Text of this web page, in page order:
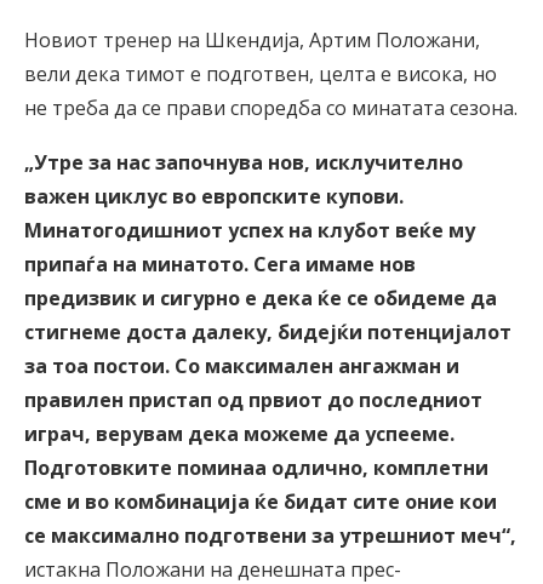
Новиот тренер на Шкендија, Артим Положани,
вели дека тимот е подготвен, целта е висока, но
не треба да се прави споредба со минатата сезона.
„Утре за нас започнува нов, исклучително
важен циклус во европските купови.
Минатогодишниот успех на клубот веќе му
припаѓа на минатото. Сега имаме нов
предизвик и сигурно е дека ќе се обидеме да
стигнеме доста далеку, бидејќи потенцијалот
за тоа постои. Со максимален ангажман и
правилен пристап од првиот до последниот
играч, верувам дека можеме да успееме.
Подготовките поминаа одлично, комплетни
сме и во комбинација ќе бидат сите оние кои
се максимално подготвени за утрешниот меч“,
истакна Положани на денешната прес-